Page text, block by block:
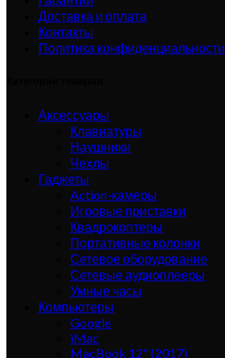
Доставка и оплата
Контакты
Политика конфиденциальности
Аксессуары
Клавиатуры
Наушники
Чехлы
Гаджеты
Action-камеры
Игровые приставки
Квадрокоптеры
Портативные колонки
Сетевое оборудование
Сетевые аудиоплееры
Умные часы
Компьютеры
Google
iMac
MacBook 12" (2017)